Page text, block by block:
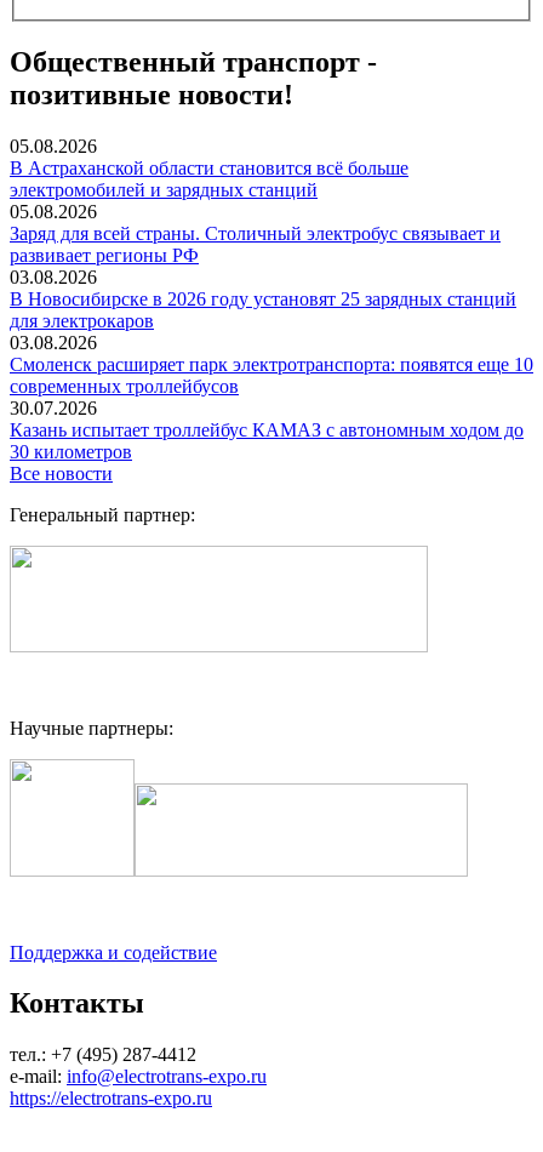
Общественный транспорт -
позитивные новости!
05.08.2026
В Астраханской области становится всё больше
электромобилей и зарядных станций
05.08.2026
Заряд для всей страны. Столичный электробус связывает и
развивает регионы РФ
03.08.2026
В Новосибирске в 2026 году установят 25 зарядных станций
для электрокаров
03.08.2026
Смоленск расширяет парк электротранспорта: появятся еще 10
современных троллейбусов
30.07.2026
Казань испытает троллейбус КАМАЗ с автономным ходом до
30 километров
Все новости
Генеральный партнер:
Научные партнеры:
Поддержка и содействие
Контакты
тел.: +7 (495) 287-4412
e-mail: info@electrotrans-expo.ru
https://electrotrans-expo.ru